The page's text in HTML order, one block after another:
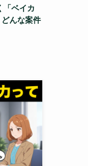
「ベイカ
んな案件